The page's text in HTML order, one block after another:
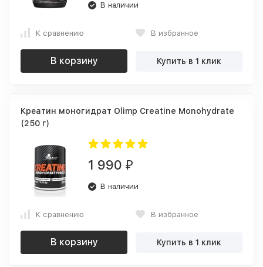
В наличии
К сравнению В избранное
В корзину Купить в 1 клик
Креатин моногидрат Olimp Creatine Monohydrate
(250 г)
1 990 ₽
В наличии
К сравнению В избранное
В корзину Купить в 1 клик